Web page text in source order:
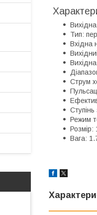
Тип:
Вхідна
Струм
Режим
Вага: